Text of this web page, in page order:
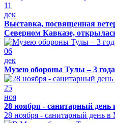
11
дек
Выставка, посвященная
Северном Кавказе,
06
дек
Музею обороны Тулы – 3 года
25
ноя
28 ноября - санитарный
28 ноября - санитарный день